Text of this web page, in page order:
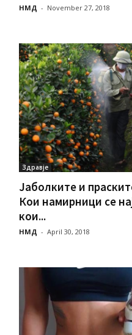
НМД - November 27, 2018
Здравје
Јаболките и
Кои намирници се
кои...
НМД - April 30, 2018